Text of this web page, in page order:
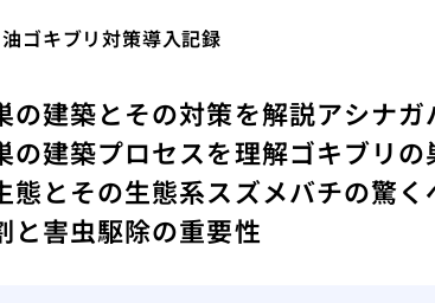
ゴキブリ対策導入記録
の建築とその対策を解説アシナ
の建築プロセスを理解ゴキブリ
態とその生態系スズメバチの驚
と害虫駆除の重要性